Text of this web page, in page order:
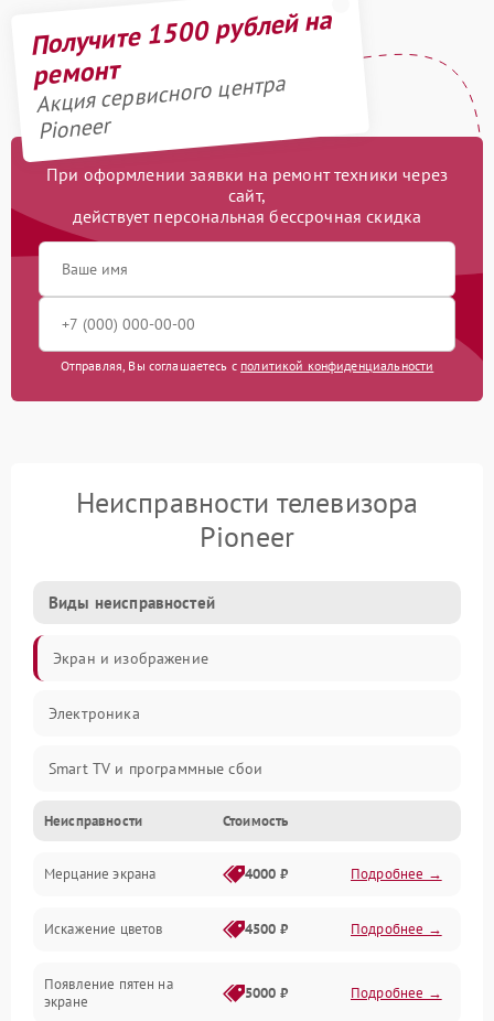
Получите 1500 рублей на
ремонт
Акция сервисного центра
Pioneer
При оформлении заявки на ремонт техники через
сайт,
действует персональная бессрочная скидка
Отправляя, Вы соглашаетесь с политикой конфиденциальности
Неисправности телевизора
Pioneer
Виды неисправностей
Экран и изображение
Электроника
Smart TV и программные сбои
Питание и запуск
Подсветка и LED-модули
Звук и аудиосистема
Сигнал и приём каналов
Неисправности Стоимость
Мерцание экрана 4000 ₽ Подробнее →
Искажение цветов 4500 ₽ Подробнее →
Появление пятен на
экране
5000 ₽ Подробнее →